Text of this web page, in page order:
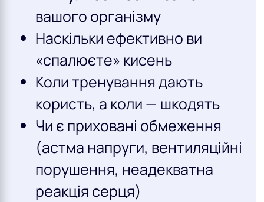
вашого організму
Наскільки ефективно ви
«спалюєте» кисень
Коли тренування дають
користь, а коли — шкодять
Чи є приховані обмеження
(астма напруги, вентиляційні
порушення, неадекватна
реакція серця)